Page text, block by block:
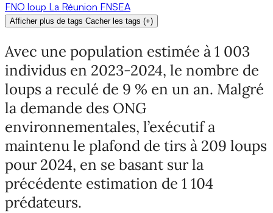
FNO loup La Réunion FNSEA
Afficher plus de tags Cacher les tags (+)
Avec une population estimée à 1 003
individus en 2023-2024, le nombre de
loups a reculé de 9 % en un an. Malgré
la demande des ONG
environnementales, l’exécutif a
maintenu le plafond de tirs à 209 loups
pour 2024, en se basant sur la
précédente estimation de 1 104
prédateurs.